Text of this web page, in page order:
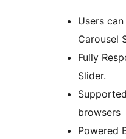
Users
Carousel
Fully
Slider.
browsers
Powered